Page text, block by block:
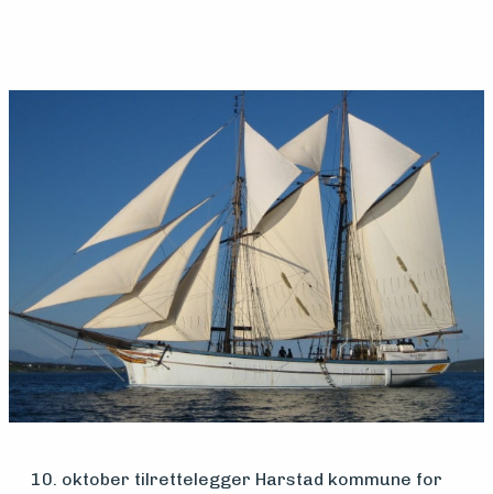
Medlemsfartøy
Søk
om
10. oktober tilrettelegger Harstad kommune for